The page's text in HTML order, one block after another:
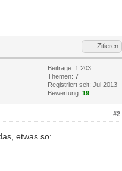
Zitieren
Beiträge: 1.203
Themen: 7
Registriert seit: Jul 2013
Bewertung: 19
#2
etwas so: